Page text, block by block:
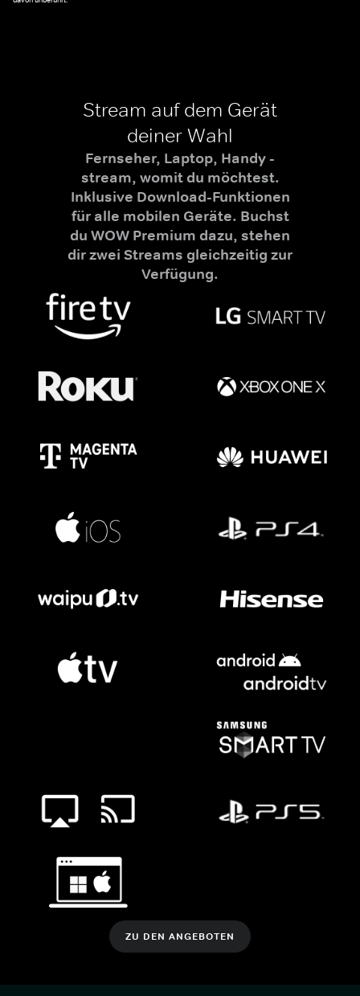
Stream auf dem Gerät
deiner Wahl
Fernseher, Laptop, Handy -
stream, womit du möchtest.
Inklusive Download-Funktionen
für alle mobilen Geräte. Buchst
du WOW Premium dazu, stehen
dir zwei Streams gleichzeitig zur
Verfügung.
ZU DEN ANGEBOTEN